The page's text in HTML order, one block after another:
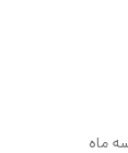
ماه